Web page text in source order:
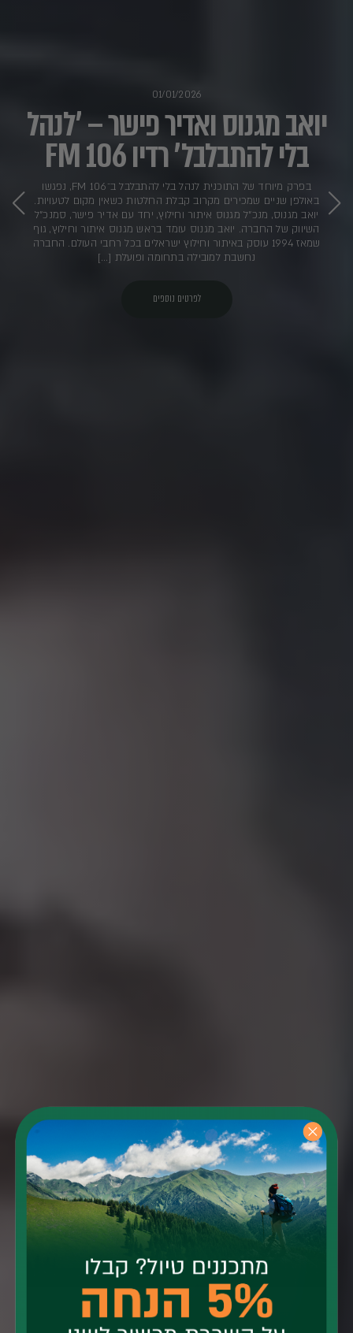
01/01/2026
יואב מגנוס ואדיר פישר – ׳לנהל
בלי להתבלבל׳ רדיו 106 FM
בפרק מיוחד של התוכנית לנהל בלי להתבלבל ב־106 FM, נפגשו
באולפן שניים שמכירים מקרוב קבלת החלטות כשאין מקום לטעויות.
יואב מגנוס, מנכ״ל מגנוס איתור וחילוץ, יחד עם אדיר פישר, סמנכ״ל
השיווק של החברה. יואב מגנוס עומד בראש מגנוס איתור וחילוץ, גוף
שמאז 1994 עוסק באיתור וחילוץ ישראלים בכל רחבי העולם. החברה
נחשבת למובילה בתחומה ופועלת […]
לפרטים נוספים